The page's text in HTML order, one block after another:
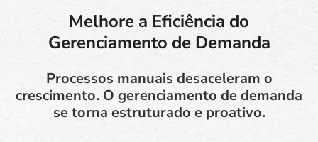
Melhore a Eficiência do
Gerenciamento de Demanda
Processos manuais desaceleram o
crescimento. O gerenciamento de demanda
se torna estruturado e proativo.